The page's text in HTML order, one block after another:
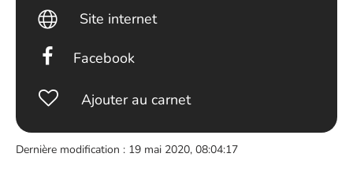
Site internet
Facebook
Ajouter au carnet
Dernière modification : 19 mai 2020, 08:04:17